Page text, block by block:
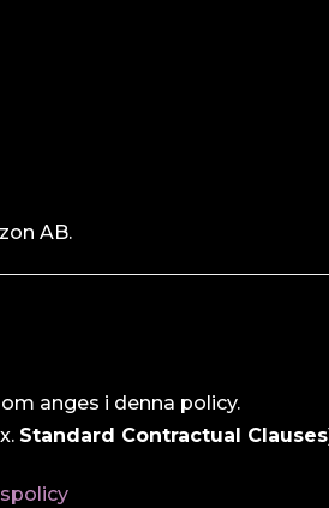
AB.
anges i denna policy.
Standard Contractual Clauses